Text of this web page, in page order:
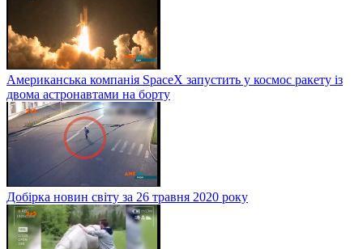
Американська компанія SpaceX запустить у космос ракету із
двома астронавтами на борту
Добірка новин світу за 26 травня 2020 року